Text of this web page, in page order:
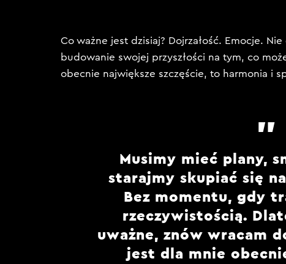
Co ważne jest dzisiaj? Dojrzałość. Emocje.
budowanie swojej przyszłości na tym, co
obecnie największe szczęście, to harmonia i
Musimy mieć plany,
starajmy skupiać się
Bez momentu, gdy
rzeczywistością.
uważne, znów wracam
jest dla mnie